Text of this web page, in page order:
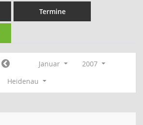
Termine
Januar
2007
Heidenau